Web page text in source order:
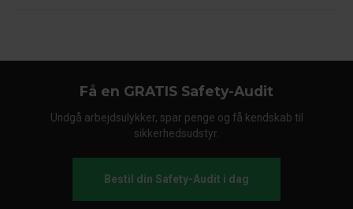
Få en GRATIS Safety-Audit
Undgå arbejdsulykker, spar penge og få kendskab til
sikkerhedsudstyr.
Bestil din Safety-Audit i dag